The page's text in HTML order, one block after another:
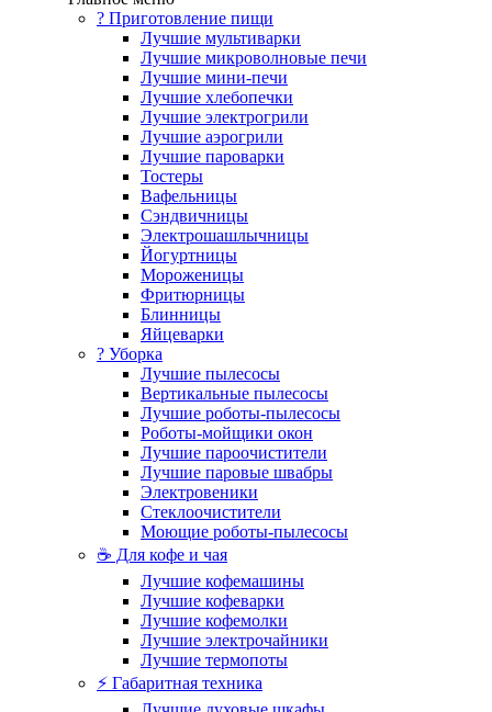
? Приготовление пищи
Лучшие мультиварки
Лучшие микроволновые печи
Лучшие мини-печи
Лучшие хлебопечки
Лучшие электрогрили
Лучшие аэрогрили
Лучшие пароварки
Тостеры
Вафельницы
Сэндвичницы
Электрошашлычницы
Йогуртницы
Мороженицы
Фритюрницы
Блинницы
Яйцеварки
? Уборка
Лучшие пылесосы
Вертикальные пылесосы
Лучшие роботы-пылесосы
Роботы-мойщики окон
Лучшие пароочистители
Лучшие паровые швабры
Электровеники
Стеклоочистители
Моющие роботы-пылесосы
☕ Для кофе и чая
Лучшие кофемашины
Лучшие кофеварки
Лучшие кофемолки
Лучшие электрочайники
Лучшие термопоты
⚡ Габаритная техника